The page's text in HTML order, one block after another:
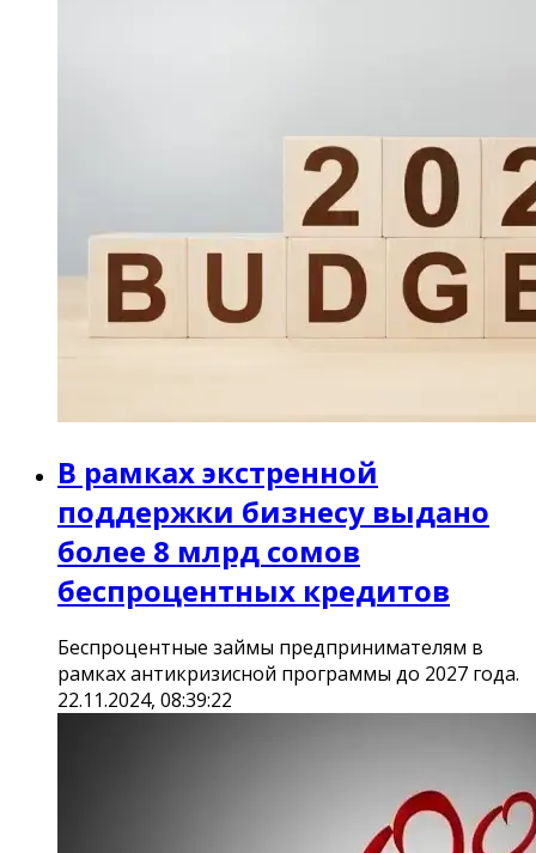
В рамках экстренной
поддержки бизнесу выдано
более 8 млрд сомов
беспроцентных кредитов
Беспроцентные займы предпринимателям в
рамках антикризисной программы до 2027 года.
22.11.2024, 08:39:22